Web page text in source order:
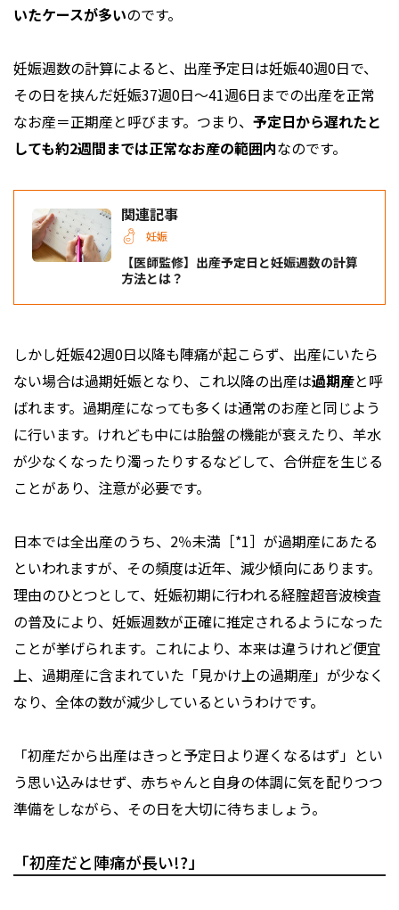
いたケースが多いのです。
妊娠週数の計算によると、出産予定日は妊娠40週0日で、
その日を挟んだ妊娠37週0日～41週6日までの出産を正常
なお産＝正期産と呼びます。つまり、 予定日から遅れたと
しても約2週間までは正常なお産の範囲内なのです。
関連記事
妊娠
【医師監修】出産予定日と妊娠週数の計算
方法とは？
しかし妊娠42週0日以降も陣痛が起こらず、出産にいたら
ない場合は過期妊娠となり、これ以降の出産は過期産と呼
ばれます。過期産になっても多くは通常のお産と同じよう
に行います。けれども中には胎盤の機能が衰えたり、羊水
が少なくなったり濁ったりするなどして、合併症を生じる
ことがあり、注意が必要です。
日本では全出産のうち、2％未満［*1］が過期産にあたる
といわれますが、その頻度は近年、減少傾向にあります。
理由のひとつとして、妊娠初期に行われる経腟超音波検査
の普及により、妊娠週数が正確に推定されるようになった
ことが挙げられます。これにより、本来は違うけれど便宜
上、過期産に含まれていた「見かけ上の過期産」が少なく
なり、全体の数が減少しているというわけです。
「初産だから出産はきっと予定日より遅くなるはず」とい
う思い込みはせず、赤ちゃんと自身の体調に気を配りつつ
準備をしながら、その日を大切に待ちましょう。
「初産だと陣痛が長い!?」